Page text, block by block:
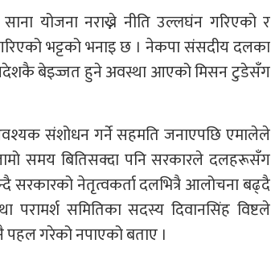
योजना नराख्ने नीति उल्लघंन गरिएको र
गरिएको भट्टको भनाइ छ । नेकपा संसदीय दलका
प्रदेशकै बेइज्जत हुने अवस्था आएको मिसन टुडेसँग
संशोधन गर्ने सहमति जनाएपछि एमालेले
समय बितिसक्दा पनि सरकारले दलहरूसँग
सरकारको नेतृत्वकर्ता दलभित्रै आलोचना बढ्दै
समितिका सदस्य दिवानसिंह विष्टले
गरेको नपाएको बताए ।